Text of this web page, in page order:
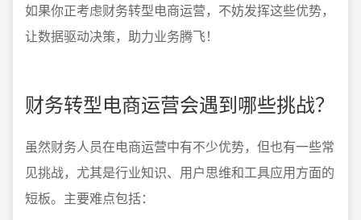
如果你正考虑财务转型电商运营，不妨发挥这些优势，
让数据驱动决策，助力业务腾飞！
财务转型电商运营会遇到哪些挑战？
虽然财务人员在电商运营中有不少优势，但也有一些常
见挑战，尤其是行业知识、用户思维和工具应用方面的
短板。主要难点包括：